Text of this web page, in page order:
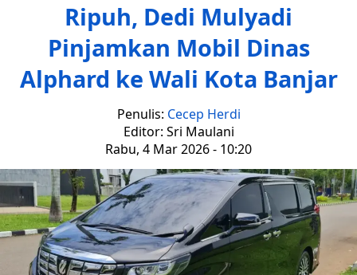
Ripuh, Dedi Mulyadi
Pinjamkan Mobil Dinas
Alphard ke Wali Kota Banjar
Penulis: Cecep Herdi
Editor: Sri Maulani
Rabu, 4 Mar 2026 - 10:20